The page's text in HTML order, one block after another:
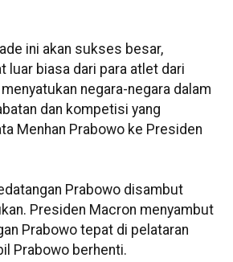
ini akan sukses besar,
luar biasa dari para atlet dari
negara-negara dalam
dan kompetisi yang
Menhan Prabowo ke Presiden
Prabowo disambut
Presiden Macron menyambut
Prabowo tepat di pelataran
Prabowo berhenti.